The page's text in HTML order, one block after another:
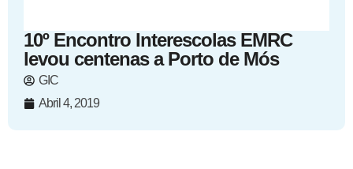
10º Encontro Interescolas EMRC
levou centenas a Porto de Mós
GIC
Abril 4, 2019